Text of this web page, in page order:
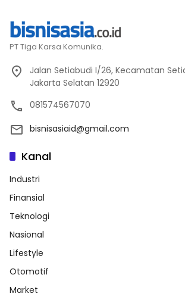
PT Tiga Karsa Komunika.
Jalan Setiabudi I/26, Kecamatan
Jakarta Selatan 12920
081574567070
bisnisasiaid@gmail.com
Kanal
Industri
Finansial
Teknologi
Nasional
Lifestyle
Otomotif
Market